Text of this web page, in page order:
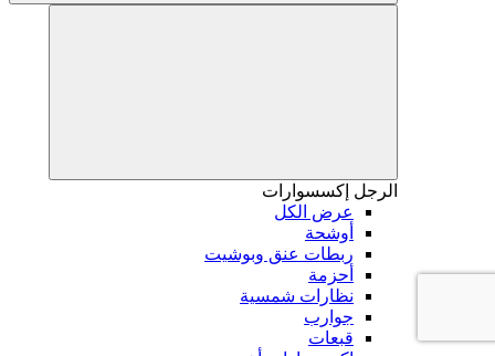
الرجل إكسسوارات
عرض الكل
أوشحة
ربطات عنق وبوشيت
أحزمة
نظارات شمسية
جوارب
قبعات